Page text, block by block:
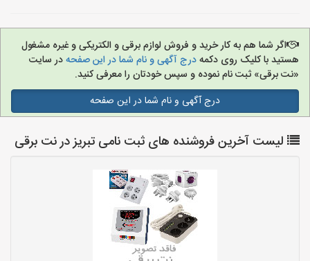
اگر شما هم به کار خرید و فروش لوازم برقی و الکتریکی و غیره مشغول
هستید با کلیک روی دکمهدرج آگهی و نام شما در این صفحهدر سایت
«نت برقی» ثبت نام نموده و سپس خودتان را معرفی کنید.
درج آگهی و نام شما در این صفحه
لیست آخرین فروشنده های ثبت نامی تبریز در نت برقی